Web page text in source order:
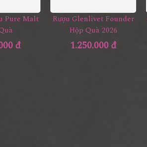
Pure Malt
đ
Rượu Glenlivet Founder
Hộp Quà 2026
1.250.000 đ